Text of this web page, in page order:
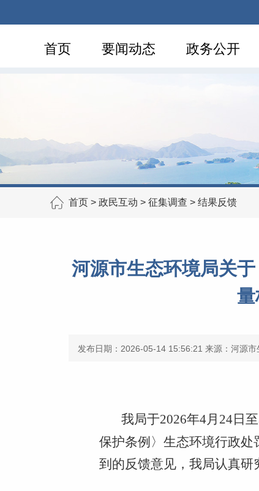
首页 要闻动态 政务公开
首页 > 政民互动 > 征集调查 > 结果反馈
河源市生态环境局关
发布日期：2026-05-14 15:56:21 来源：河源市
我局于2026年4月24日
保护条例〉生态环境行政
到的反馈意见，我局认真研